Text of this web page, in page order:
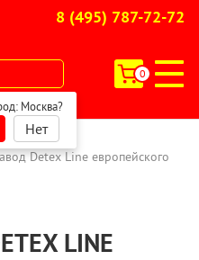
8 (495) 787-72-72
0
Москва?
Нет
Detex Line европейского
LINE